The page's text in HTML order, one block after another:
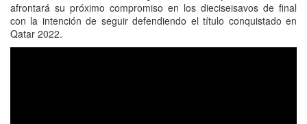
afrontará su próximo compromiso en los dieciseisavos de final
con la intención de seguir defendiendo el título conquistado en
Qatar 2022.